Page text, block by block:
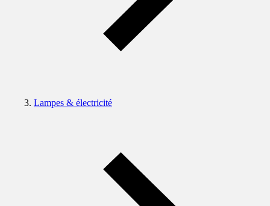
Lampes & électricité